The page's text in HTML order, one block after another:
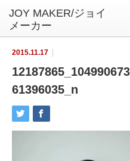
2015.11.17
61396035_n